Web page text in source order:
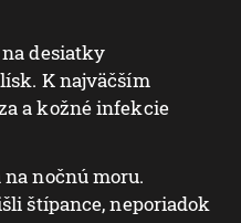
desiatky
K najväčším
a kožné infekcie
nočnú moru.
štípance, neporiadok